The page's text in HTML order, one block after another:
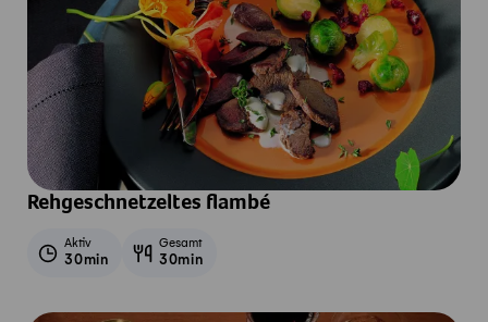
Rehgeschnetzeltes flambé
Aktiv
30min
Gesamt
30min